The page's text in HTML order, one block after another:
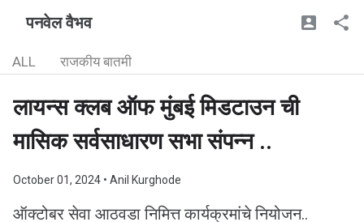
पनवेल वैभव
ALL राजकीय बातमी
लायन्स क्लब ऑफ मुंबई मिडटाउन ची
मासिक सर्वसाधारण सभा संपन्न ..
October 01, 2024 • Anil Kurghode
ऑक्टोबर सेवा आठवडा निमित्त कार्यक्रमांचे नियोजन..